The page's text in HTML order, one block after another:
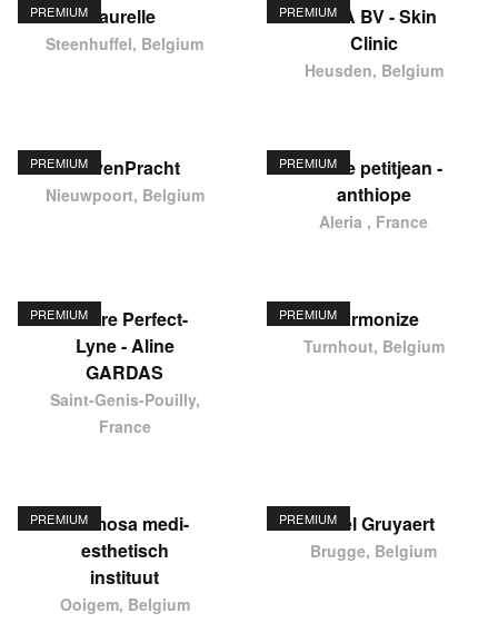
PREMIUM laurelle
Steenhuffel, Belgium
PREMIUMKIMA BV - Skin
Clinic
Heusden, Belgium
PREMIUMHavenPracht
Nieuwpoort, Belgium
PREMIUM
elodie petitjean -
anthiope
Aleria , France
PREMIUMCentre Perfect-
Lyne - Aline
GARDAS
Saint-Genis-Pouilly,
France
PREMIUMHarmonize
Turnhout, Belgium
PREMIUMHermosa medi-
esthetisch
instituut
Ooigem, Belgium
PREMIUMKarel Gruyaert
Brugge, Belgium